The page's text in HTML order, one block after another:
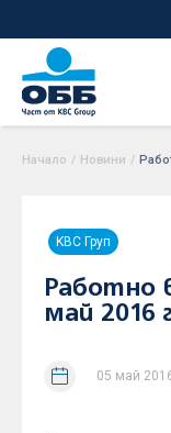
Начало / Новини /
KBC Груп
Работно
май 2016
05 май